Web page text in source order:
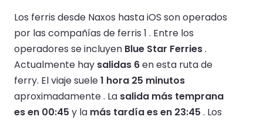
Los ferris desde Naxos hasta iOS son operados
por las compañías de ferris 1 . Entre los
operadores se incluyen Blue Star Ferries.
Actualmente hay salidas 6en esta ruta de
ferry. El viaje suele1 hora 25 minutos
aproximadamente . La salida más temprana
es en 00:45 y la más tardía es en 23:45 . Los